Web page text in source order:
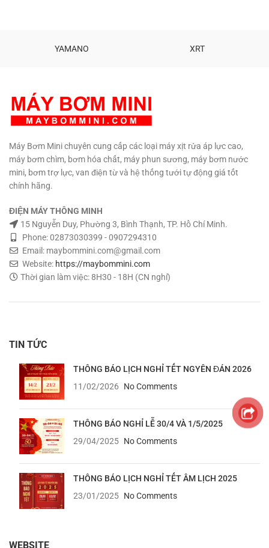
phẩm với người tiêu dung. Bảo
tĩnh. Chạy liên tục 24/24 tốt. Tiết
LƯỢNG CÓ GIÁ SỈ
– 0908997872 0907294310 –
YAMANO XRT
Máy Bơm Mini chuyên cung cấp các loại máy xịt rửa áp lực cao,
máy bơm chìm, bơm hóa chất, máy phun sương, máy bơm nước
mini, bơm trợ lực, van điện từ và hệ thống tưới tự động giá tốt
chính hãng.
ĐIỆN MÁY THÔNG MINH
15 Nguyễn Duy, Phường 3, Bình Thạnh, TP. Hồ Chí Minh.
Phone: 02873030399 - 0907294310
Email: maybommini.com@gmail.com
Website: https://maybommini.com
Thời gian làm việc: 8H30 - 18H (CN nghỉ)
TIN TỨC
THÔNG BÁO LỊCH NGHỈ TẾT NGYÊN ĐÁN 2026
11/02/2026
No Comments
THÔNG BÁO NGHỈ LỄ 30/4 VÀ 1/5/2025
29/04/2025 No Comments
THÔNG BÁO LỊCH NGHỈ TẾT ÂM LỊCH 2025
23/01/2025 No Comments
WEBSITE